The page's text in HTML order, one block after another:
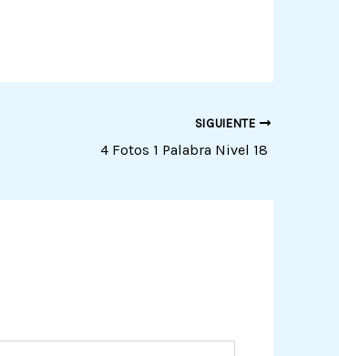
SIGUIENTE
4 Fotos 1 Palabra Nivel 18